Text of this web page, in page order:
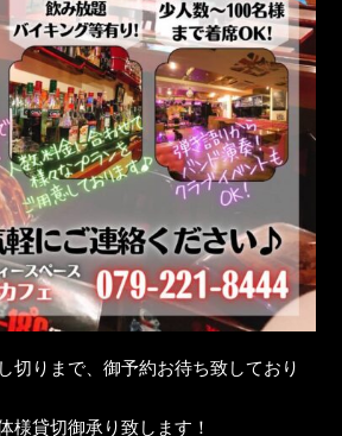
切りまで、御予約お待ち致しており
様貸切御承り致します！